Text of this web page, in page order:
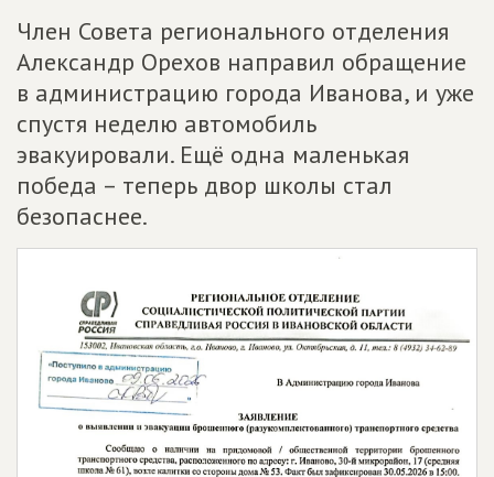
Член Совета регионального отделения
Александр Орехов направил обращение
в администрацию города Иванова, и уже
спустя неделю автомобиль
эвакуировали. Ещё одна маленькая
победа – теперь двор школы стал
безопаснее.